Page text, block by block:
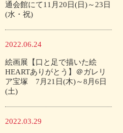
通会館にて11月20日(日)～23日
(水・祝)
2022.06.24
絵画展【口と足で描いた絵
HEARTありがとう】＠ガレリ
ア宝塚 7月21日(木)～8月6日
(土)
2022.03.29